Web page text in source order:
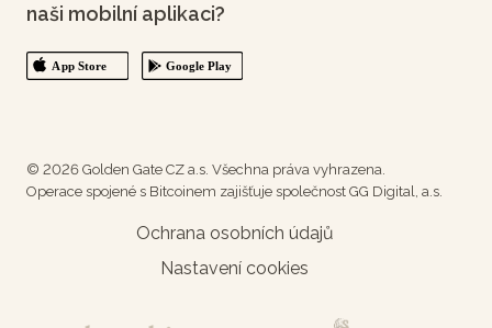
naši mobilní aplikaci?
© 2026 Golden Gate CZ a.s. Všechna práva vyhrazena.
Operace spojené s Bitcoinem zajišťuje společnost GG Digital, a.s.
Ochrana osobních údajů
Nastavení cookies